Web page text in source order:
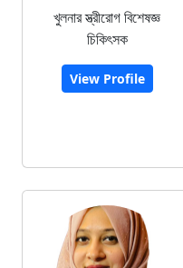
খুলনার স্ত্রীরোগ বিশেষজ্ঞ
চিকিৎসক
View Profile